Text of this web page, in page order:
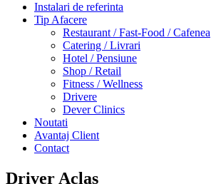
Instalari de referinta
Tip Afacere
Restaurant / Fast-Food / Cafenea
Catering / Livrari
Hotel / Pensiune
Shop / Retail
Fitness / Wellness
Drivere
Dever Clinics
Noutati
Avantaj Client
Contact
Driver Aclas